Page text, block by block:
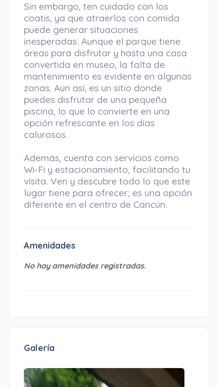
Sin embargo, ten cuidado con los
coatis, ya que atraerlos con comida
puede generar situaciones
inesperadas. Aunque el parque tiene
áreas para disfrutar y hasta una casa
convertida en museo, la falta de
mantenimiento es evidente en algunas
zonas. Aun así, es un sitio donde
puedes disfrutar de una pequeña
piscina, lo que lo convierte en una
opción refrescante en los días
calurosos.
Además, cuenta con servicios como
Wi-Fi y estacionamiento, facilitando tu
visita. Ven y descubre todo lo que este
lugar tiene para ofrecer; es una opción
diferente en el centro de Cancún.
Amenidades
No hay amenidades registradas.
Galería